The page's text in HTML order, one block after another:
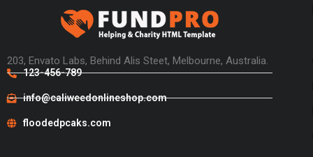
203, Envato Labs, Behind Alis Steet, Melbourne, Australia.
123-456-789
info@caliweedonlineshop.com
floodedpcaks.com